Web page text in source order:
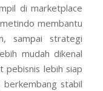
di marketplace
membantu
sampai strategi
mudah dikenal
pebisnis lebih siap
berkembang stabil